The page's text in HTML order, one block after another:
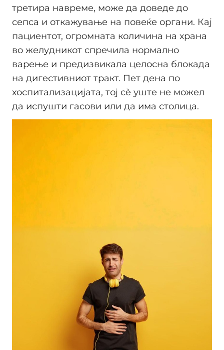
третира навреме, може да доведе до
сепса и откажување на повеќе органи. Кај
пациентот, огромната количина на храна
во желудникот спречила нормално
варење и предизвикала целосна блокада
на дигестивниот тракт. Пет дена по
хоспитализацијата, тој сè уште не можел
да испушти гасови или да има столица.